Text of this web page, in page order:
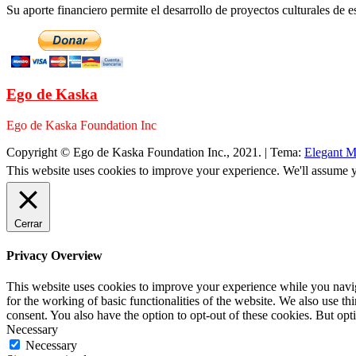
Su aporte financiero permite el desarrollo de proyectos culturales de
Ego de Kaska
Ego de Kaska Foundation Inc
Copyright © Ego de Kaska Foundation Inc., 2021. | Tema: Elegant
This website uses cookies to improve your experience. We'll
Cerrar
Privacy Overview
This website uses cookies to improve your experience while you
for the working of basic functionalities of the website. We also use
consent. You also have the option to opt-out of these cookies. But
Necessary
Necessary